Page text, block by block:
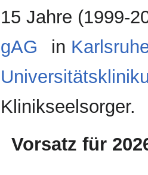
15 Jahre (1999-
gAG
in
Klinikseelsorger.
Vorsatz für